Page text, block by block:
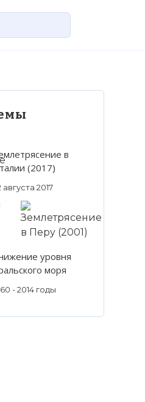
в
(2017)
августа 2017
уровня
моря
- 2014 годы